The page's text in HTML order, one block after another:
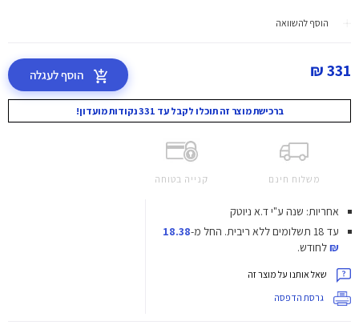
הוסף להשוואה
331 ₪ הוסף לעגלה
ברכישת מוצר זה תוכלו לקבל עד 331 נקודות מועדון!
משלוח חינם קנייה בטוחה
אחריות: שנה ע"י ד.א ניוטק
עד 18 תשלומים ללא ריבית.
החל מ-18.38
₪לחודש.
שאל אותנו על מוצר זה
גרסת הדפסה